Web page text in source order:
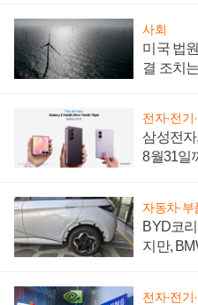
사회
미국 법
결 조치
전자·전기
삼성전
8월31일
자동차·부
BYD코
지만,
전자·전기